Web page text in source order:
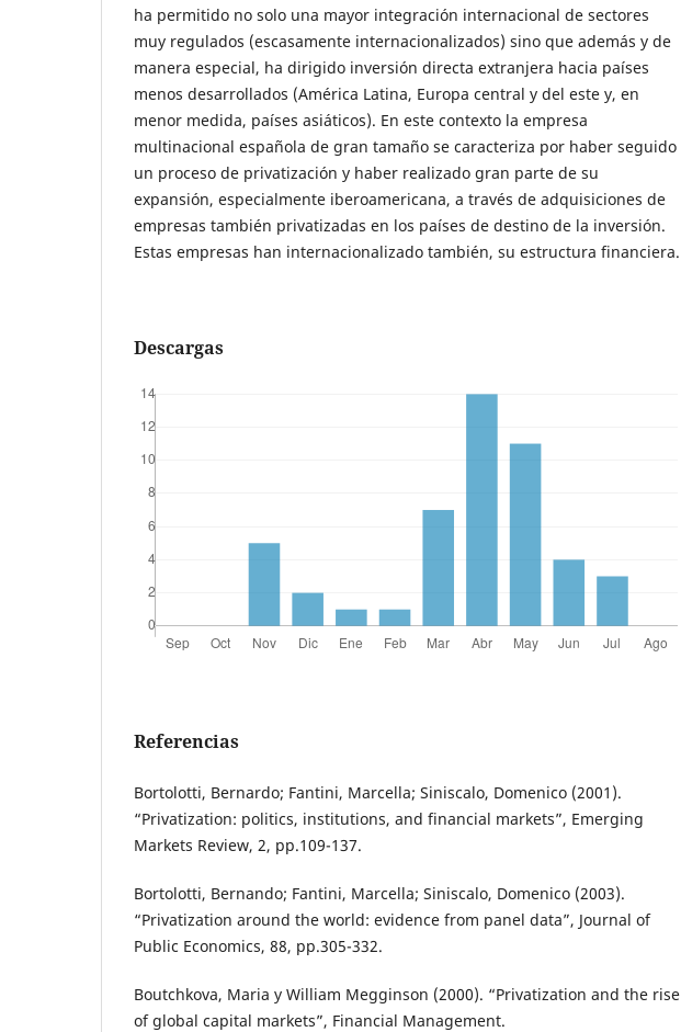
ha permitido no solo una mayor integración internacional de sectores
muy regulados (escasamente internacionalizados) sino que además y de
manera especial, ha dirigido inversión directa extranjera hacia países
menos desarrollados (América Latina, Europa central y del este y, en
menor medida, países asiáticos). En este contexto la empresa
multinacional española de gran tamaño se caracteriza por haber seguido
un proceso de privatización y haber realizado gran parte de su
expansión, especialmente iberoamericana, a través de adquisiciones de
empresas también privatizadas en los países de destino de la inversión.
Estas empresas han internacionalizado también, su estructura financiera.
Descargas
Referencias
Bortolotti, Bernardo; Fantini, Marcella; Siniscalo, Domenico (2001).
“Privatization: politics, institutions, and financial markets”, Emerging
Markets Review, 2, pp.109-137.
Bortolotti, Bernando; Fantini, Marcella; Siniscalo, Domenico (2003).
“Privatization around the world: evidence from panel data”, Journal of
Public Economics, 88, pp.305-332.
Boutchkova, Maria y William Megginson (2000). “Privatization and the rise
of global capital markets”, Financial Management.